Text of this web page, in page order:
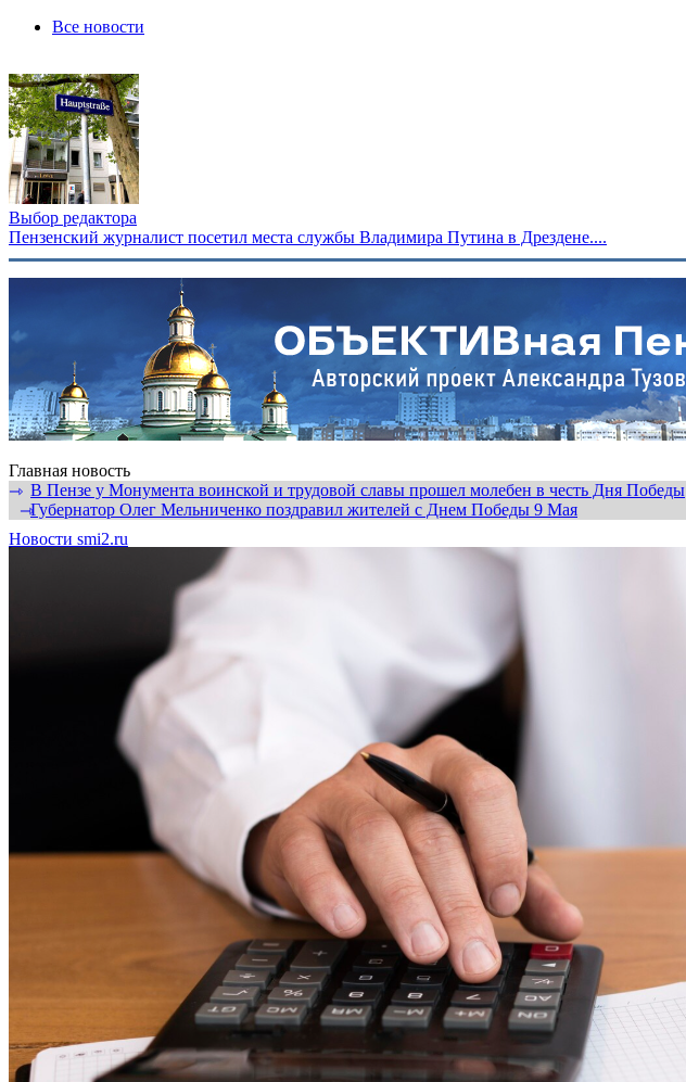
Все новости
Выбор редактора
Пензенский журналист посетил места службы Владимира Путина в Дрездене....
Главная новость
⇾ В Пензе у Монумента воинской и трудовой славы прошел молебен в честь Дня Победы
⇾Губернатор Олег Мельниченко поздравил жителей с Днем Победы 9 Мая
Новости smi2.ru